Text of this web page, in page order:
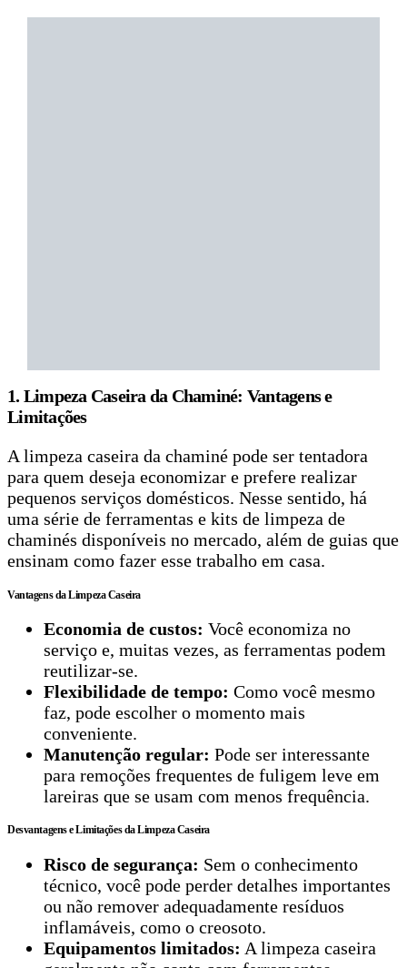
1. Limpeza Caseira da Chaminé: Vantagens e
Limitações
A limpeza caseira da chaminé pode ser tentadora
para quem deseja economizar e prefere realizar
pequenos serviços domésticos. Nesse sentido, há
uma série de ferramentas e kits de limpeza de
chaminés disponíveis no mercado, além de guias que
ensinam como fazer esse trabalho em casa.
Vantagens da Limpeza Caseira
Economia de custos: Você economiza no
serviço e, muitas vezes, as ferramentas podem
reutilizar-se.
Flexibilidade de tempo: Como você mesmo
faz, pode escolher o momento mais
conveniente.
Manutenção regular: Pode ser interessante
para remoções frequentes de fuligem leve em
lareiras que se usam com menos frequência.
Desvantagens e Limitações da Limpeza Caseira
Risco de segurança: Sem o conhecimento
técnico, você pode perder detalhes importantes
ou não remover adequadamente resíduos
inflamáveis, como o creosoto.
Equipamentos limitados: A limpeza caseira